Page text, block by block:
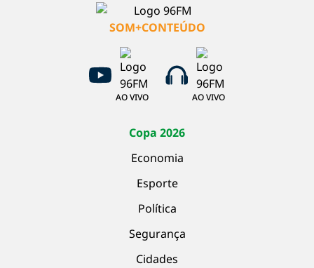
SOM+CONTEÚDO
AO VIVO AO VIVO
Copa 2026
Economia
Esporte
Política
Segurança
Cidades